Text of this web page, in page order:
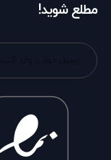
مطلع شوید!